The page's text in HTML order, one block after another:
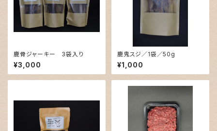
鹿骨ジャーキー 3袋入り
¥3,000
鹿鬼スジ／1袋／50g
¥1,000